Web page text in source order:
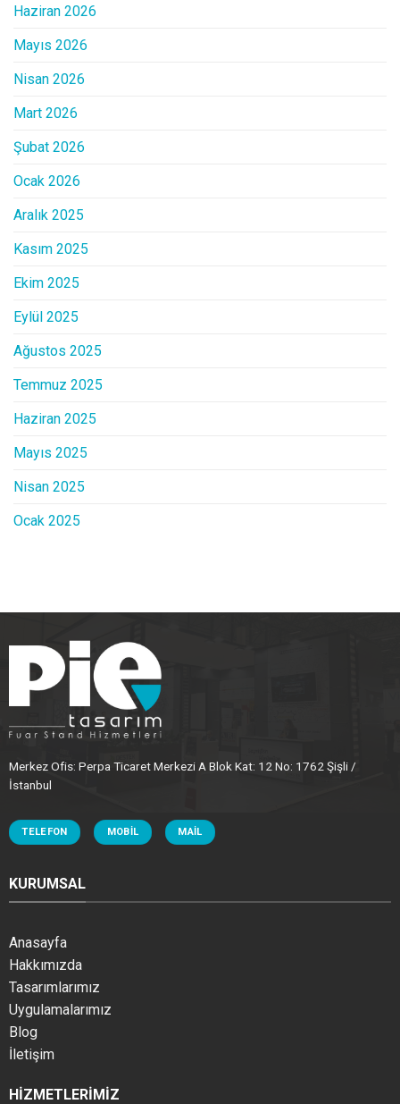
Haziran 2026
Mayıs 2026
Nisan 2026
Mart 2026
Şubat 2026
Ocak 2026
Aralık 2025
Kasım 2025
Ekim 2025
Eylül 2025
Ağustos 2025
Temmuz 2025
Haziran 2025
Mayıs 2025
Nisan 2025
Ocak 2025
Merkez Ofis: Perpa Ticaret Merkezi A Blok Kat: 12 No: 1762 Şişli /
İstanbul
TELEFON MOBIL MAIL
KURUMSAL
Anasayfa
Hakkımızda
Tasarımlarımız
Uygulamalarımız
Blog
İletişim
HIZMETLERIMIZ